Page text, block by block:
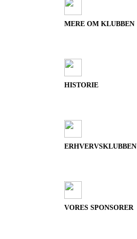
MERE OM KLUBBEN
HISTORIE
ERHVERVSKLUBBEN
VORES SPONSORER